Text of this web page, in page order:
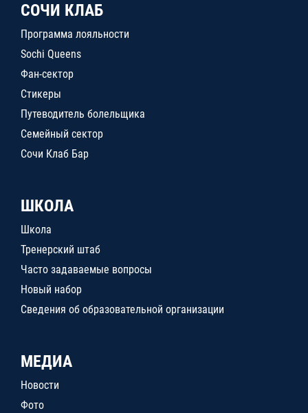
СОЧИ КЛАБ
Программа лояльности
Sochi Queens
Фан-сектор
Стикеры
Путеводитель болельщика
Семейный сектор
Сочи Клаб Бар
ШКОЛА
Школа
Тренерский штаб
Часто задаваемые вопросы
Новый набор
Сведения об образовательной организации
МЕДИА
Новости
Фото